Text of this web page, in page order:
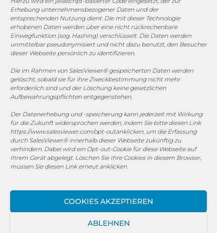
Erhebung unternehmensbezogener Daten und der
entsprechenden Nutzung dient. Die mit dieser Technologie
erhobenen Daten werden über eine nicht rückrechenbare
Einwegfunktion (sog. Hashing) verschlüsselt. Die Daten werden
unmittelbar pseudonymisiert und nicht dazu benutzt, den Besucher
dieser Webseite persönlich zu identifizieren.
Die im Rahmen von SalesViewer® gespeicherten Daten werden
gelöscht, sobald sie für ihre Zweckbestimmung nicht mehr
erforderlich sind und der Löschung keine gesetzlichen
Aufbewahrungspflichten entgegenstehen.
Der Datenerhebung und -speicherung kann jederzeit mit Wirkung
für die Zukunft widersprochen werden, indem Sie bitte diesen Link
https://www.salesviewer.com/opt-outanklicken, um die Erfassung
durch SalesViewer® innerhalb dieser Webseite zukünftig zu
verhindern. Dabei wird ein Opt-out-Cookie für diese Webseite auf
Ihrem Gerät abgelegt. Löschen Sie Ihre Cookies in diesem Browser,
müssen Sie diesen Link erneut anklicken.
COOKIES AKZEPTIEREN
ABLEHNEN
1. FC Monheim
COOKIE-RICHTLINIE (EU)
© 2025 MEGASOFT® IT GmbH & Co. KG |
MEGASOFT® IT reserves the right not to be responsible for
the topicality, correctness, completeness or quality of the
information provided. Liability claims against the author,
which refer to material or immaterial nature caused by use
or disuse of the information or the use of incorrect or
not intentional or grossly negligent fault. All offers are
subject to change and non-binding. Parts of the pages or
the complete publication including all offers and
information might be extended, changed or partly or